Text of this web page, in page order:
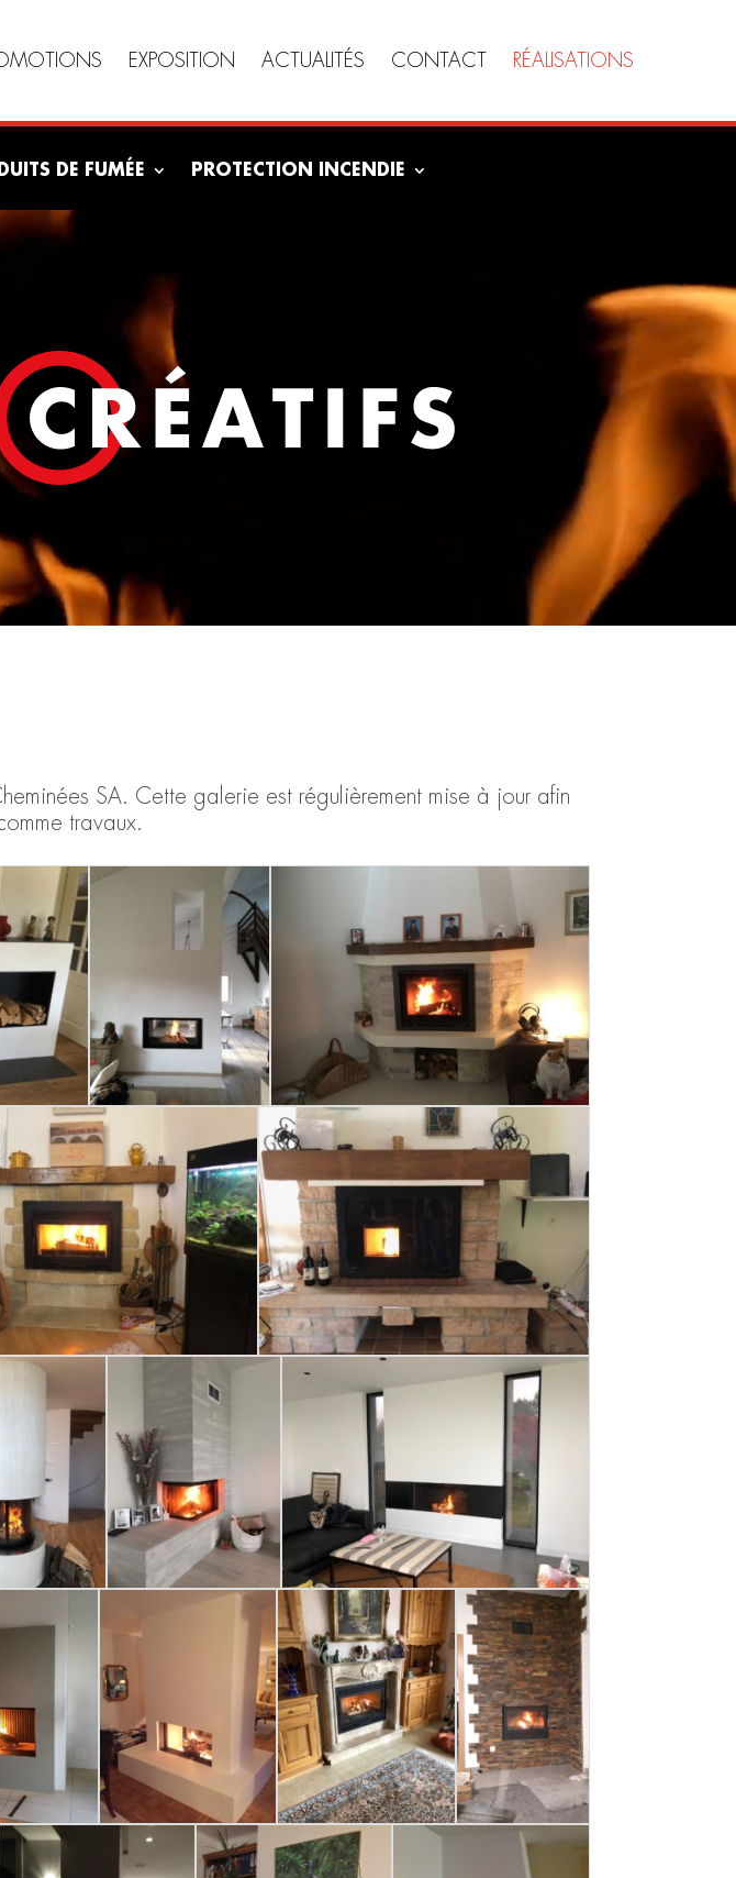
EXPOSITION ACTUALITÉS CONTACT RÉALISATIONS
DE FUMÉE PROTECTION INCENDIE
SA. Cette galerie est régulièrement mise à jour afin
travaux.